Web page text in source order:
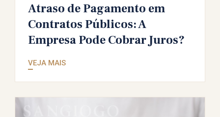
Atraso de Pagamento em
Contratos Públicos: A
Empresa Pode Cobrar Juros?
VEJA MAIS